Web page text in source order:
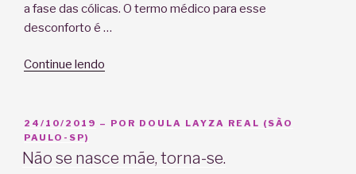
a fase das cólicas. O termo médico para esse
desconforto é …
Continue lendo
por
acontecem?”
PUBLICADO
EM
24/10/2019 – POR DOULA LAYZA REAL (SÃO
PAULO-SP)
Não se nasce mãe, torna-se.